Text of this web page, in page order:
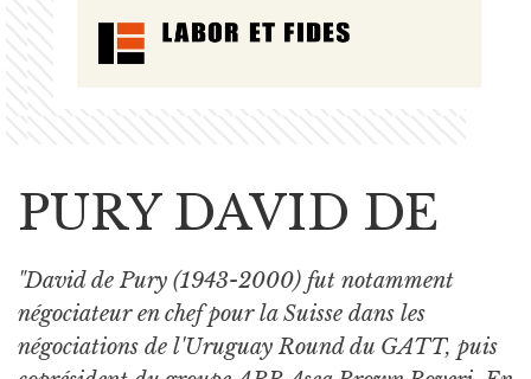
PURY DAVID DE
"David de Pury (1943-2000) fut notamment
négociateur en chef pour la Suisse dans les
négociations de l'Uruguay Round du GATT, puis